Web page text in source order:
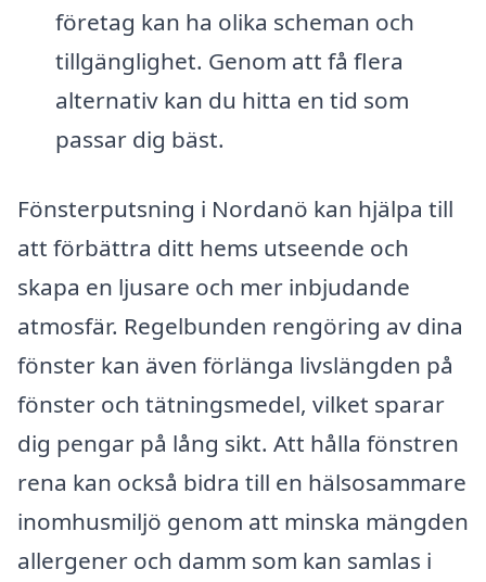
företag kan ha olika scheman och
tillgänglighet. Genom att få flera
alternativ kan du hitta en tid som
passar dig bäst.
Fönsterputsning i Nordanö kan hjälpa till
att förbättra ditt hems utseende och
skapa en ljusare och mer inbjudande
atmosfär. Regelbunden rengöring av dina
fönster kan även förlänga livslängden på
fönster och tätningsmedel, vilket sparar
dig pengar på lång sikt. Att hålla fönstren
rena kan också bidra till en hälsosammare
inomhusmiljö genom att minska mängden
allergener och damm som kan samlas i